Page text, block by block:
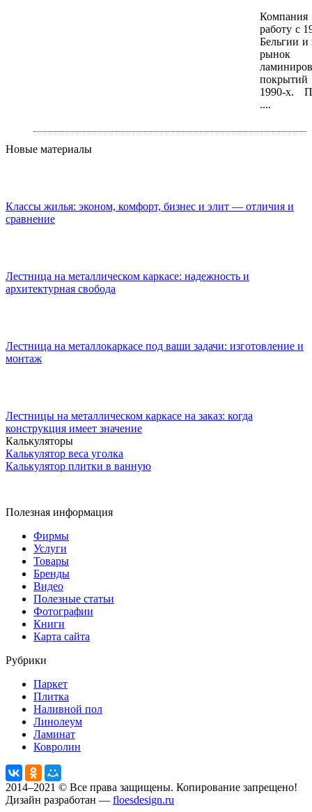
работу с
Бельгии
рынок
покрытий
1990-х.
....
Новые материалы
Классы жилья: эконом, комфорт, бизнес и элит — отличия и
сравнение
Лестница на металлическом каркасе: надежность и
архитектурная свобода
Лестница на металлокаркасе под ваши задачи: изготовление и
монтаж
Лестницы на металлическом каркасе на заказ: когда
конструкция имеет значение
Калькуляторы
Калькулятор веса уголка
Калькулятор плитки в ванную
Полезная информация
Фирмы
Услуги
Товары
Бренды
Видео
Полезные статьи
Фотографии
Книги
Карта сайта
Рубрики
Паркет
Плитка
Наливной пол
Линолеум
Ламинат
Ковролин
2014–2021 © Все права защищены. Копирование запрещено!
Дизайн разработан — floesdesign.ru